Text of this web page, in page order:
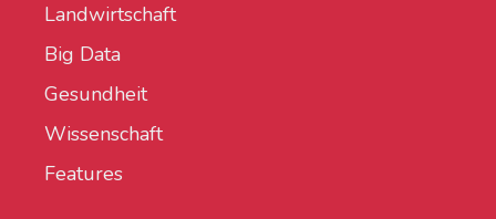
Landwirtschaft
Big Data
Gesundheit
Wissenschaft
Features